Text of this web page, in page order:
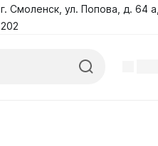
г. Смоленск, ул. Попова, д. 64
202